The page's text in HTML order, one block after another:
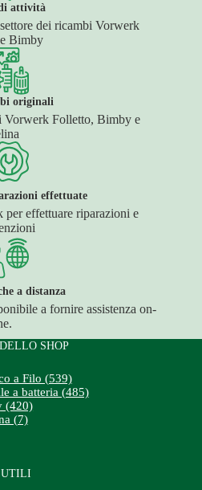
attività
dei ricambi Vorwerk
Bimby
originali
Folletto, Bimby e
effettuate
effettuare riparazioni e
a distanza
a fornire assistenza on-
SHOP
a Filo (539)
a batteria (485)
(420)
(7)